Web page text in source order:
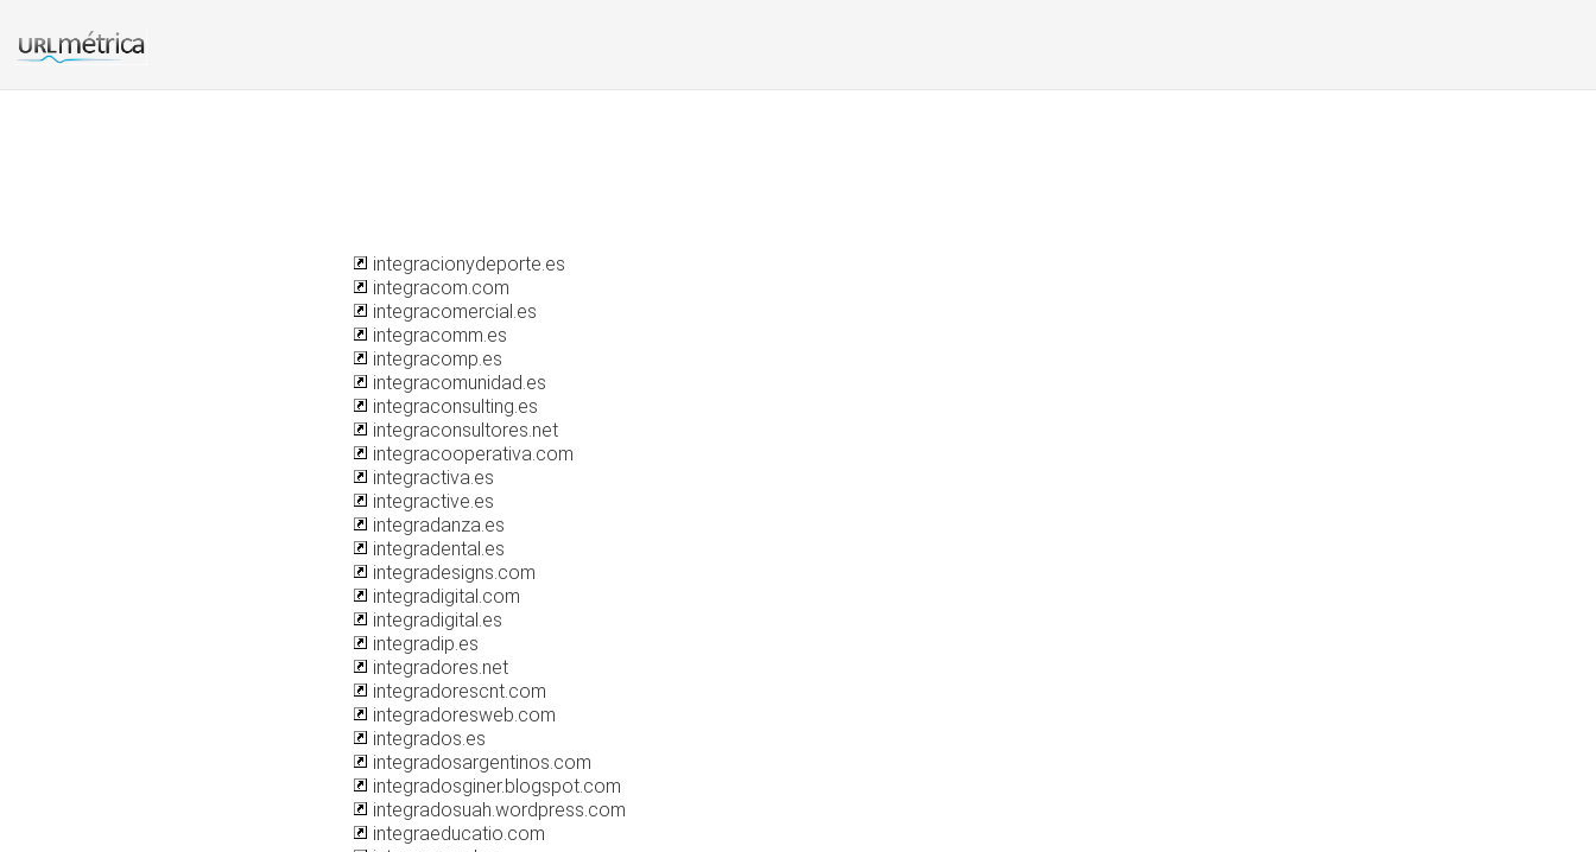
integracionydeporte.es
integracom.com
integracomercial.es
integracomm.es
integracomp.es
integracomunidad.es
integraconsulting.es
integraconsultores.net
integracooperativa.com
integractiva.es
integractive.es
integradanza.es
integradental.es
integradesigns.com
integradigital.com
integradigital.es
integradip.es
integradores.net
integradorescnt.com
integradoresweb.com
integrados.es
integradosargentinos.com
integradosginer.blogspot.com
integradosuah.wordpress.com
integraeducatio.com